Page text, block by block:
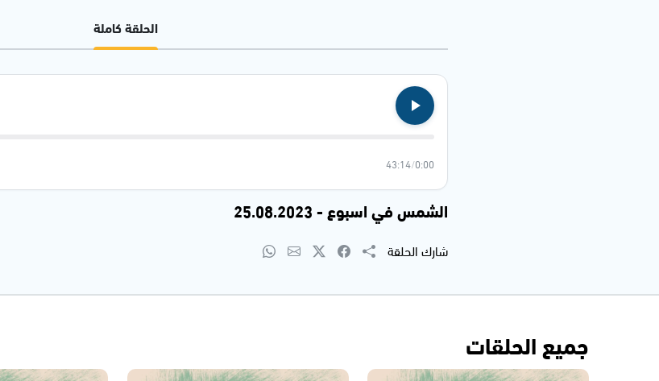
الحلقة كاملة
0:00
/
43:14
الشمس في اسبوع - 25.08.2023
شارك الحلقة
جميع الحلقات